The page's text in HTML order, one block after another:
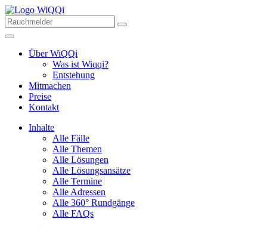
Über WiQQi
Was ist Wiqqi?
Entstehung
Mitmachen
Preise
Kontakt
Inhalte
Alle Fälle
Alle Themen
Alle Lösungen
Alle Lösungsansätze
Alle Termine
Alle Adressen
Alle 360° Rundgänge
Alle FAQs